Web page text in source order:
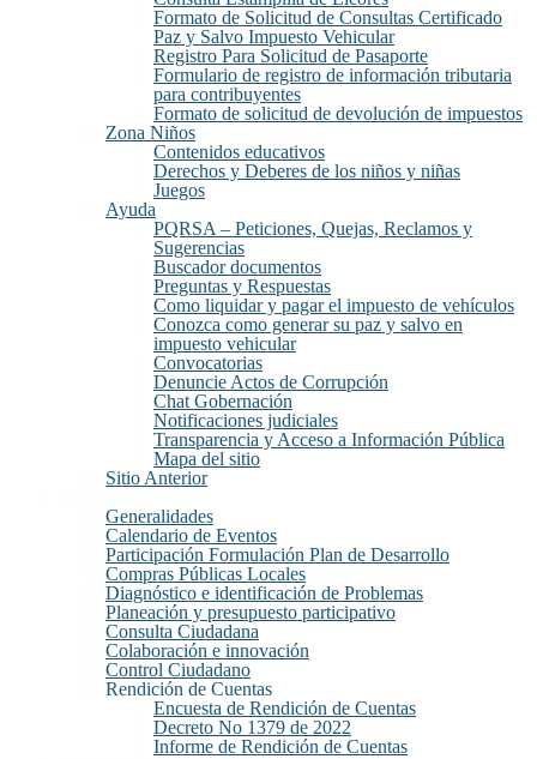
Formato de Solicitud de Consultas Certificado
Paz y Salvo Impuesto Vehicular
Registro Para Solicitud de Pasaporte
Formulario de registro de información tributaria
para contribuyentes
Formato de solicitud de devolución de impuestos
Zona Niños
Contenidos educativos
Derechos y Deberes de los niños y niñas
Juegos
Ayuda
PQRSA – Peticiones, Quejas, Reclamos y
Sugerencias
Buscador documentos
Preguntas y Respuestas
Como liquidar y pagar el impuesto de vehículos
Conozca como generar su paz y salvo en
impuesto vehicular
Convocatorias
Denuncie Actos de Corrupción
Chat Gobernación
Notificaciones judiciales
Transparencia y Acceso a Información Pública
Mapa del sitio
Sitio Anterior
Generalidades
Calendario de Eventos
Participación Formulación Plan de Desarrollo
Compras Públicas Locales
Diagnóstico e identificación de Problemas
Planeación y presupuesto participativo
Consulta Ciudadana
Colaboración e innovación
Control Ciudadano
Rendición de Cuentas
Encuesta de Rendición de Cuentas
Decreto No 1379 de 2022
Informe de Rendición de Cuentas